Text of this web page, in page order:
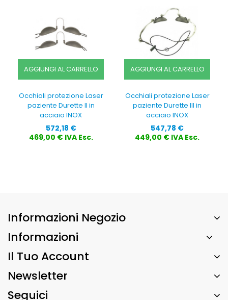
AGGIUNGI AL CARRELLO
Occhiali protezione Laser
paziente Durette II in
acciaio INOX
Prezzo
572,18 €
469,00 € IVA Esc.
AGGIUNGI AL CARRELLO
Occhiali protezione Laser
paziente Durette III in
acciaio INOX
Prezzo
547,78 €
449,00 € IVA Esc.
Informazioni Negozio
Informazioni
Il Tuo Account
Newsletter
Seguici